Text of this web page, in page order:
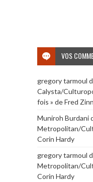
VOS
gregory tarmoul
Calysta/
fois » de Fred
Muniroh Burdani
Metropolitan/
Corin Hardy
gregory tarmoul
Metropolitan/
Corin Hardy